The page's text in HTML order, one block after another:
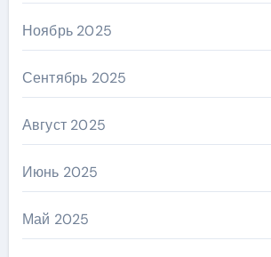
Ноябрь 2025
Сентябрь 2025
Август 2025
Июнь 2025
Май 2025